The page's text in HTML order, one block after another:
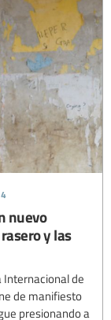
nuevo
y las
Internacional de
de manifiesto
presionando a